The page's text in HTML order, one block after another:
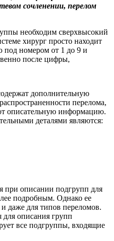
сочленении, перелом
необходим сверхвысокий
хирург просто находит
под номером от 1 до 9 и
после цифры,
дополнительную
перелома,
описательную информацию.
деталями являются:
при описании подгрупп для
подробным. Однако ее
даже для типов переломов.
для описания групп
все подгруппы, входящие